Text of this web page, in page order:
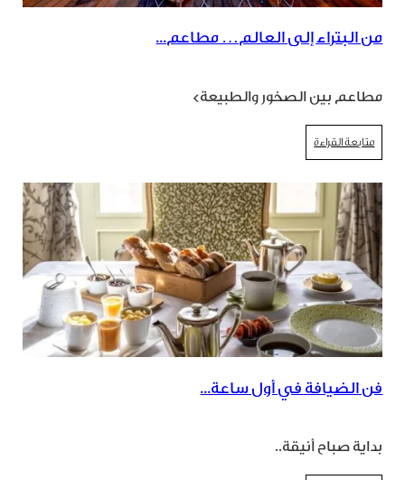
من البتراء إلى العالم… مطاعم...
مطاعم بين الصخور والطبيعة>
متابعة القراءة
فن الضيافة في أول ساعة...
بداية صباح أنيقة..